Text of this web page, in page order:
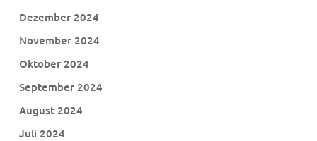
Dezember 2024
November 2024
Oktober 2024
September 2024
August 2024
Juli 2024